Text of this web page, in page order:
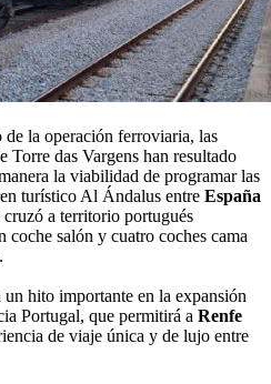
la operación ferroviaria, las
Torre das Vargens han resultado
la viabilidad de programar las
turístico Al Ándalus entre España
a territorio portugués
coche salón y cuatro coches cama
hito importante en la expansión
Portugal, que permitirá a Renfe
de viaje única y de lujo entre